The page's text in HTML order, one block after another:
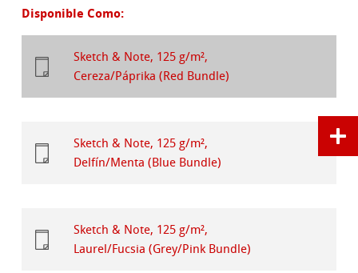
Disponible Como:
Sketch & Note, 125 g/m²,
Cereza/Páprika (Red Bundle)
Sketch & Note, 125 g/m²,
Delfín/Menta (Blue Bundle)
Sketch & Note, 125 g/m²,
Laurel/Fucsia (Grey/Pink Bundle)